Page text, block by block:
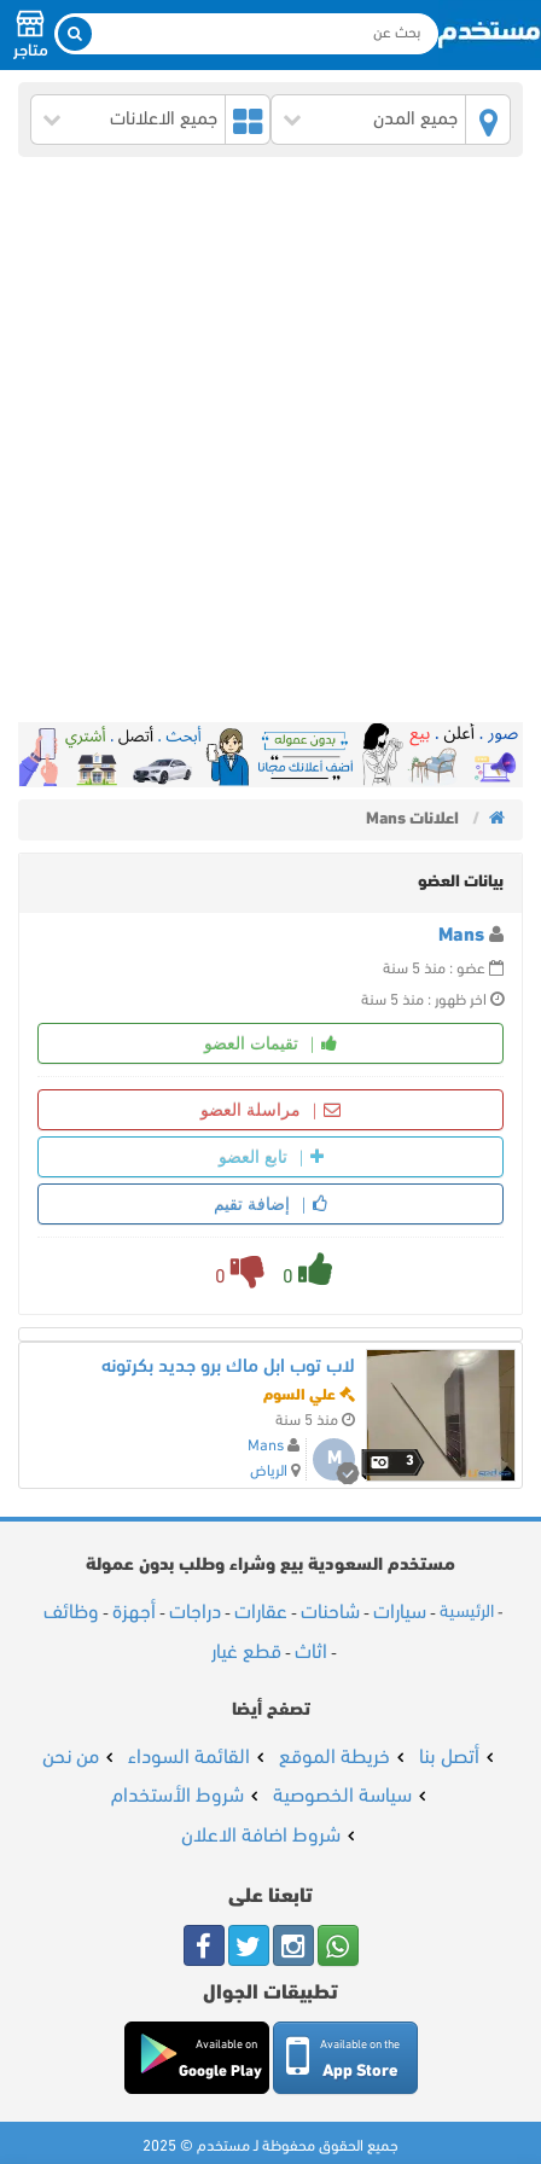
متاجر
جميع المدن جميع الاعلانات
اعلانات Mans
بيانات العضو
Mans
عضو : منذ 5 سنة
اخر ظهور : منذ 5 سنة
تقيمات العضو
مراسلة العضو
تابع العضو
إضافة تقيم
0
0
3
لاب توب ابل ماك برو جديد بكرتونه
علي السوم
منذ 5 سنة
M
Mans
الرياض
مستخدم السعودية بيع وشراء وطلب بدون عمولة
- الرئيسية - سيارات - شاحنات - عقارات - دراجات - أجهزة - وظائف
- اثاث -قطع غيار
تصفح أيضا
أتصل بنا خريطة الموقع القائمة السوداء
من نحن
سياسة الخصوصية
شروط الأستخدام
شروط اضافة الاعلان
تابعنا على
تطبيقات الجوال
Available on the
App Store
Available on
Google Play
جميع الحقوق محفوظة لـ مستخدم © 2025